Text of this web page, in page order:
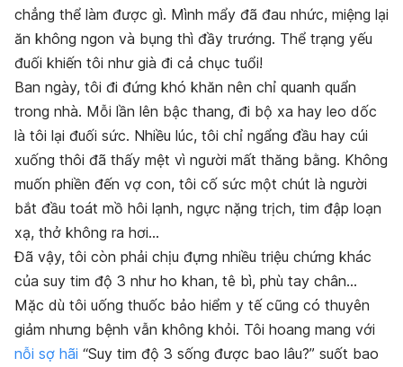
chẳng thể làm được gì. Mình mẩy đã đau nhức, miệng lại
ăn không ngon và bụng thì đầy trướng. Thể trạng yếu
đuối khiến tôi như già đi cả chục tuổi!
Ban ngày, tôi đi đứng khó khăn nên chỉ quanh quẩn
trong nhà. Mỗi lần lên bậc thang, đi bộ xa hay leo dốc
là tôi lại đuối sức. Nhiều lúc, tôi chỉ ngẩng đầu hay cúi
xuống thôi đã thấy mệt vì người mất thăng bằng. Không
muốn phiền đến vợ con, tôi cố sức một chút là người
bắt đầu toát mồ hôi lạnh, ngực nặng trịch, tim đập loạn
xạ, thở không ra hơi…
Đã vậy, tôi còn phải chịu đựng nhiều triệu chứng khác
của suy tim độ 3 như ho khan, tê bì, phù tay chân…
Mặc dù tôi uống thuốc bảo hiểm y tế cũng có thuyên
giảm nhưng bệnh vẫn không khỏi. Tôi hoang mang với
nỗi sợ hãi “Suy tim độ 3 sống được bao lâu?” suốt bao